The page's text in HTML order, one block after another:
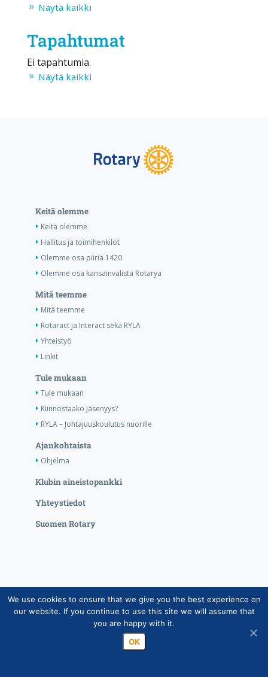
Näytä kaikki
Tapahtumat
Ei tapahtumia.
Näytä kaikki
Keitä olemme
Keitä olemme
Hallitus ja toimihenkilöt
Olemme osa piiriä 1420
Olemme osa kansainvälistä Rotarya
Mitä teemme
Mitä teemme
Rotaract ja Interact sekä RYLA
Yhteistyö
Linkit
Tule mukaan
Tule mukaan
Kiinnostaako jäsenyys?
RYLA – Johtajuuskoulutus nuorille
Ajankohtaista
Ohjelma
Klubin aineistopankki
Yhteystiedot
Suomen Rotary
Copyright © Suomen Rotarypalvelu ry 2026 |
Jäsentietojärjestelmän tietosuojaseloste| Henkilötietojen
käsittely Rotarytoiminnassa
We use cookies to ensure that we give you the best experience on
our website. If you continue to use this site we will assume that
you are happy with it.
OK